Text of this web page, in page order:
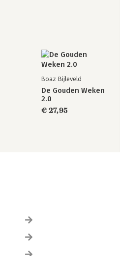
Boaz Bijleveld
De Gouden Weken
2.0
€ 27,95